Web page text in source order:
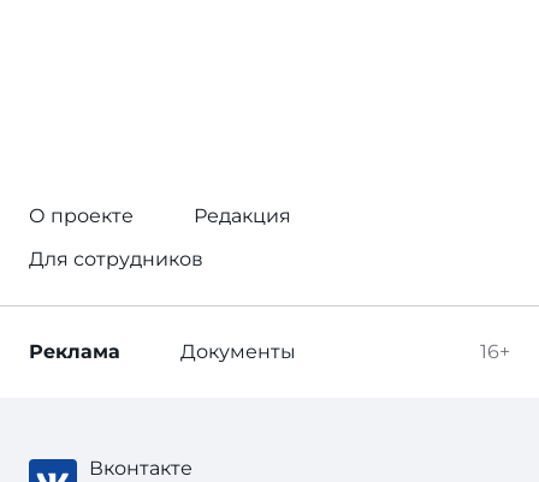
О проекте
Редакция
Для сотрудников
16+
Реклама Документы
Вконтакте